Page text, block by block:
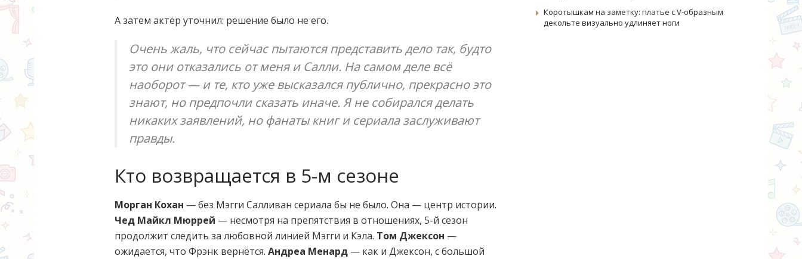
А затем актёр уточнил: решение было не его.
Очень жаль, что сейчас пытаются представить дело так, будто
это они отказались от меня и Салли. На самом деле всё
наоборот — и те, кто уже высказался публично, прекрасно это
знают, но предпочли сказать иначе. Я не собирался делать
никаких заявлений, но фанаты книг и сериала заслуживают
правды.
Кто возвращается в 5-м сезоне
Морган Кохан — без Мэгги Салливан сериала бы не было. Она — центр истории.
Чед Майкл Мюррей — несмотря на препятствия в отношениях, 5-й сезон
продолжит следить за любовной линией Мэгги и Кэла. Том Джексон —
ожидается, что Фрэнк вернётся. Андреа Менард — как и Джексон, с большой
Коротышкам на заметку: платье с V-образным
декольте визуально удлиняет ноги